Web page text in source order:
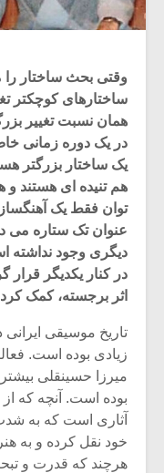
وقتی بحث ساختار
ساختارهای کوچکتر
همان نسبت تغییر
در یک دوره زمانی
یک ساختار بزرگتر
هم تنیده ای هستند و
توان فقط یک
عنوان تک ستاره می
دیگری وجود نداشته
در کنار یکدیگر
اثر برجسته، کمک
تاریخ موسیقی
زیادی بوده است.
میرزا حسینقلی
بوده است. آنچه که از
آثاری است که به
خود نقل کرده و به
هرچند که قدرت و